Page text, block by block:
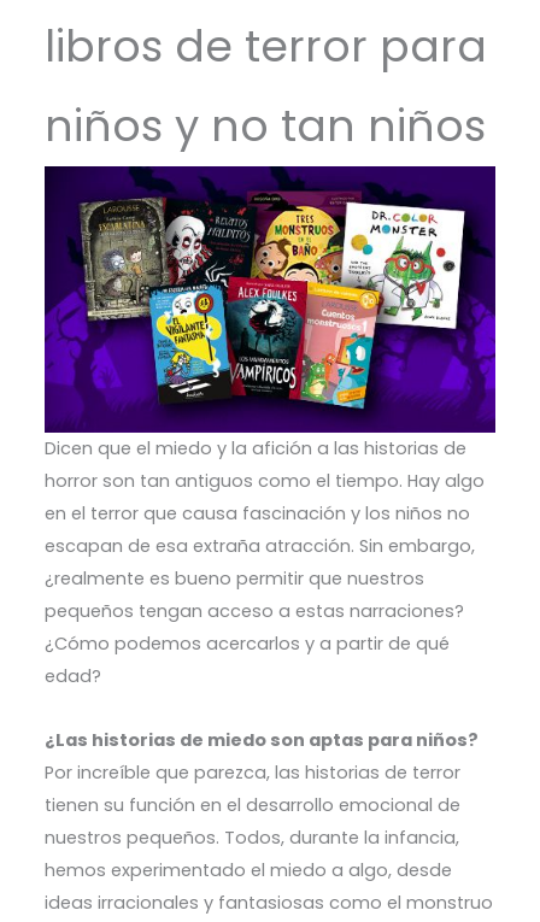
libros de terror para
niños y no tan niños
Dicen que el miedo y la afición a las historias de
horror son tan antiguos como el tiempo. Hay algo
en el terror que causa fascinación y los niños no
escapan de esa extraña atracción. Sin embargo,
¿realmente es bueno permitir que nuestros
pequeños tengan acceso a estas narraciones?
¿Cómo podemos acercarlos y a partir de qué
edad?
¿Las historias de miedo son aptas para niños?
Por increíble que parezca, las historias de terror
tienen su función en el desarrollo emocional de
nuestros pequeños. Todos, durante la infancia,
hemos experimentado el miedo a algo, desde
ideas irracionales y fantasiosas como el monstruo